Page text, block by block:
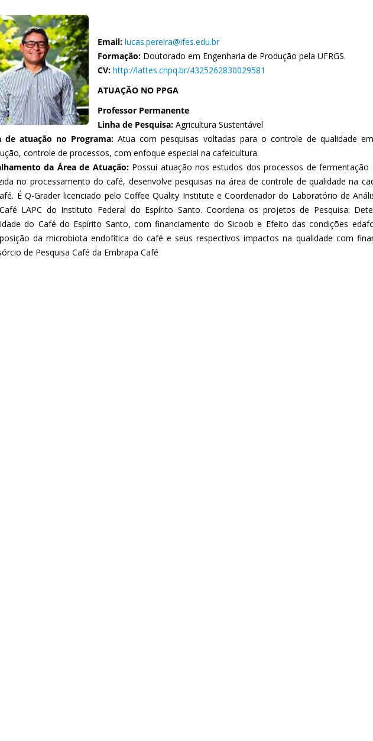
Email: lucas.pereira@ifes.edu.br
Formação: Doutorado em Engenharia de Produção pela UFRGS.
CV: http://lattes.cnpq.br/4325262830029581
ATUAÇÃO NO PPGA
Professor Permanente
Linha de Pesquisa: Agricultura Sustentável
de atuação no Programa: Atua com pesquisas voltadas para o controle de qualidade
controle de processos, com enfoque especial na cafeicultura.
da Área de Atuação:Possui atuação nos estudos dos processos de fermentação
no processamento do café, desenvolve pesquisas na área de controle de qualidade na
É Q-Grader licenciado pelo Coffee Quality Institute e Coordenador do Laboratório de
LAPC do Instituto Federal do Espírito Santo. Coordena os projetos de Pesquisa:
do Café do Espírito Santo, com financiamento do Sicoob e Efeito das condições
da microbiota endofítica do café e seus respectivos impactos na qualidade com
de Pesquisa Café da Embrapa Café